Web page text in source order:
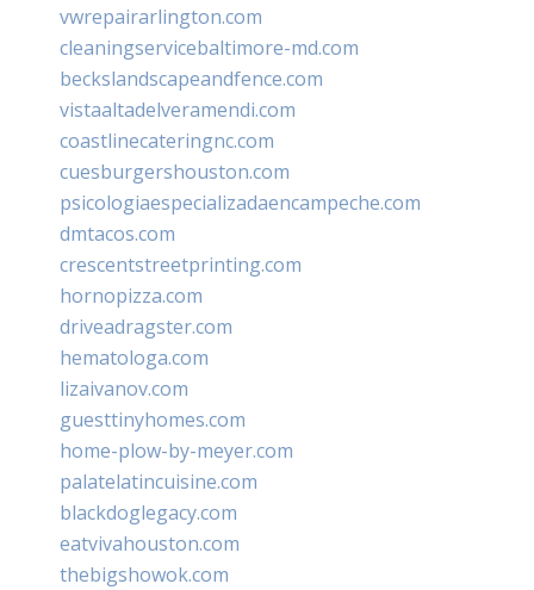
vwrepairarlington.com
cleaningservicebaltimore-md.com
beckslandscapeandfence.com
vistaaltadelveramendi.com
coastlinecateringnc.com
cuesburgershouston.com
psicologiaespecializadaencampeche.com
dmtacos.com
crescentstreetprinting.com
hornopizza.com
driveadragster.com
hematologa.com
lizaivanov.com
guesttinyhomes.com
home-plow-by-meyer.com
palatelatincuisine.com
blackdoglegacy.com
eatvivahouston.com
thebigshowok.com